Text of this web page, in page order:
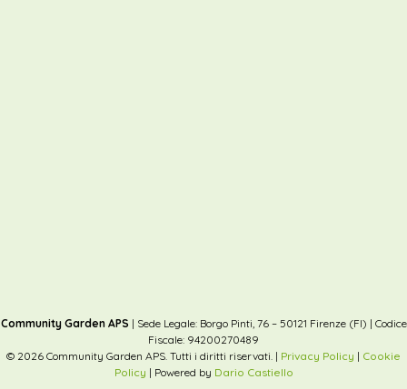
Community Garden APS | Sede Legale: Borgo Pinti, 76 – 50121 Firenze (FI) | Codice
Fiscale: 94200270489
© 2026 Community Garden APS. Tutti i diritti riservati. | Privacy Policy | Cookie
Policy | Powered by Dario Castiello